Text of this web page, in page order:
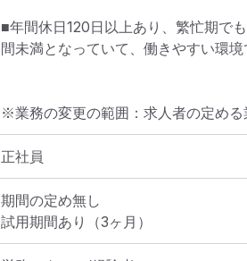
■年間休日120日以上あり、繁忙期で
間未満となっていて、働きやすい環境
※業務の変更の範囲：求人者の定める
正社員
期間の定め無し